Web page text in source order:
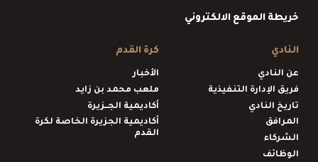
خريطة الموقع الالكتروني
النادي
عن النادي
فريق الإدارة التنفيذية
تاريخ النادي
المرافق
الشركاء
الوظائف
كرة القدم
الأخبار
ملعب محمد بن زايد
أكاديمية الجــزيرة
أكاديمية الجزيرة الخاصة لكرة
القدم